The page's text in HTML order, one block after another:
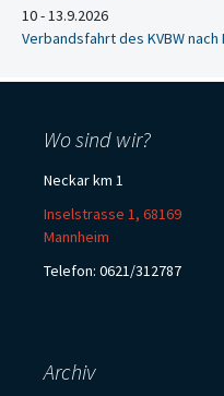
10 - 13.9.2026
Verbandsfahrt des KVBW
Wo sind wir?
Neckar km 1
Inselstrasse 1, 68169
Mannheim
Telefon: 0621/312787
Archiv